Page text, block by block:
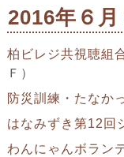
2016年６
柏ビレジ共視聴組
Ｆ）
防災訓練・たなか
はなみずき第12回
わんにゃんボラン